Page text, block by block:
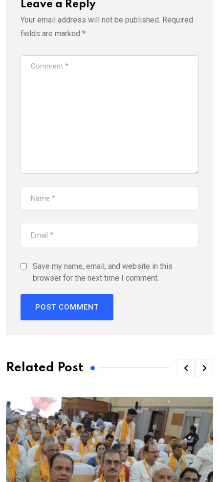
Leave a Reply
Your email address will not be published. Required
fields are marked *
Save my name, email, and website in this
browser for the next time I comment.
Related Post